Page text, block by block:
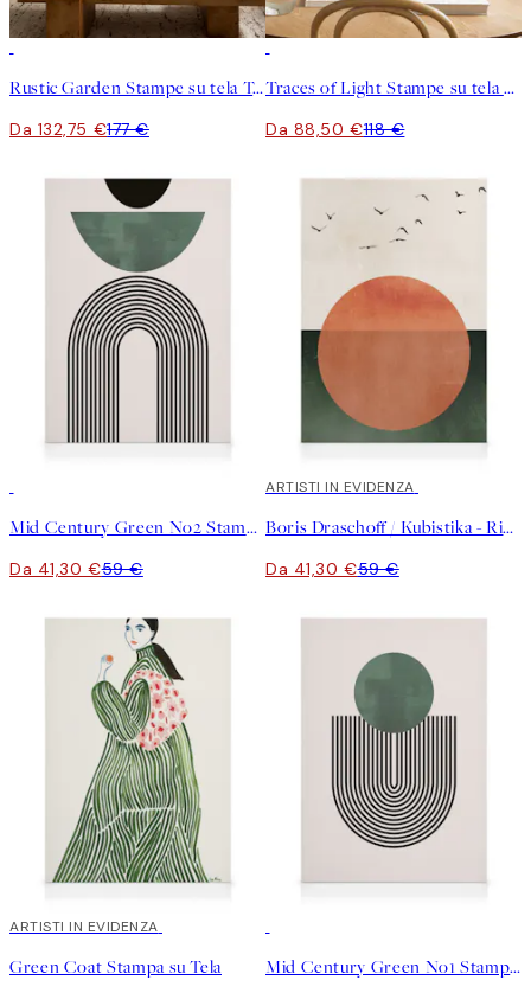
Rustic Garden Stampe su tela Trio
Da 132,75 €177 €
Traces of Light Stampe su tela Duo
Da 88,50 €118 €
Mid Century Green No2 Stampa su Tela
Da 41,30 €59 €
30%*
ARTISTI IN EVIDENZA
Boris Draschoff / Kubistika - Rising Stampa su Tela
Da 41,30 €59 €
30%*
ARTISTI IN EVIDENZA
Green Coat Stampa su Tela Mid Century Green No1 Stampa su Tela